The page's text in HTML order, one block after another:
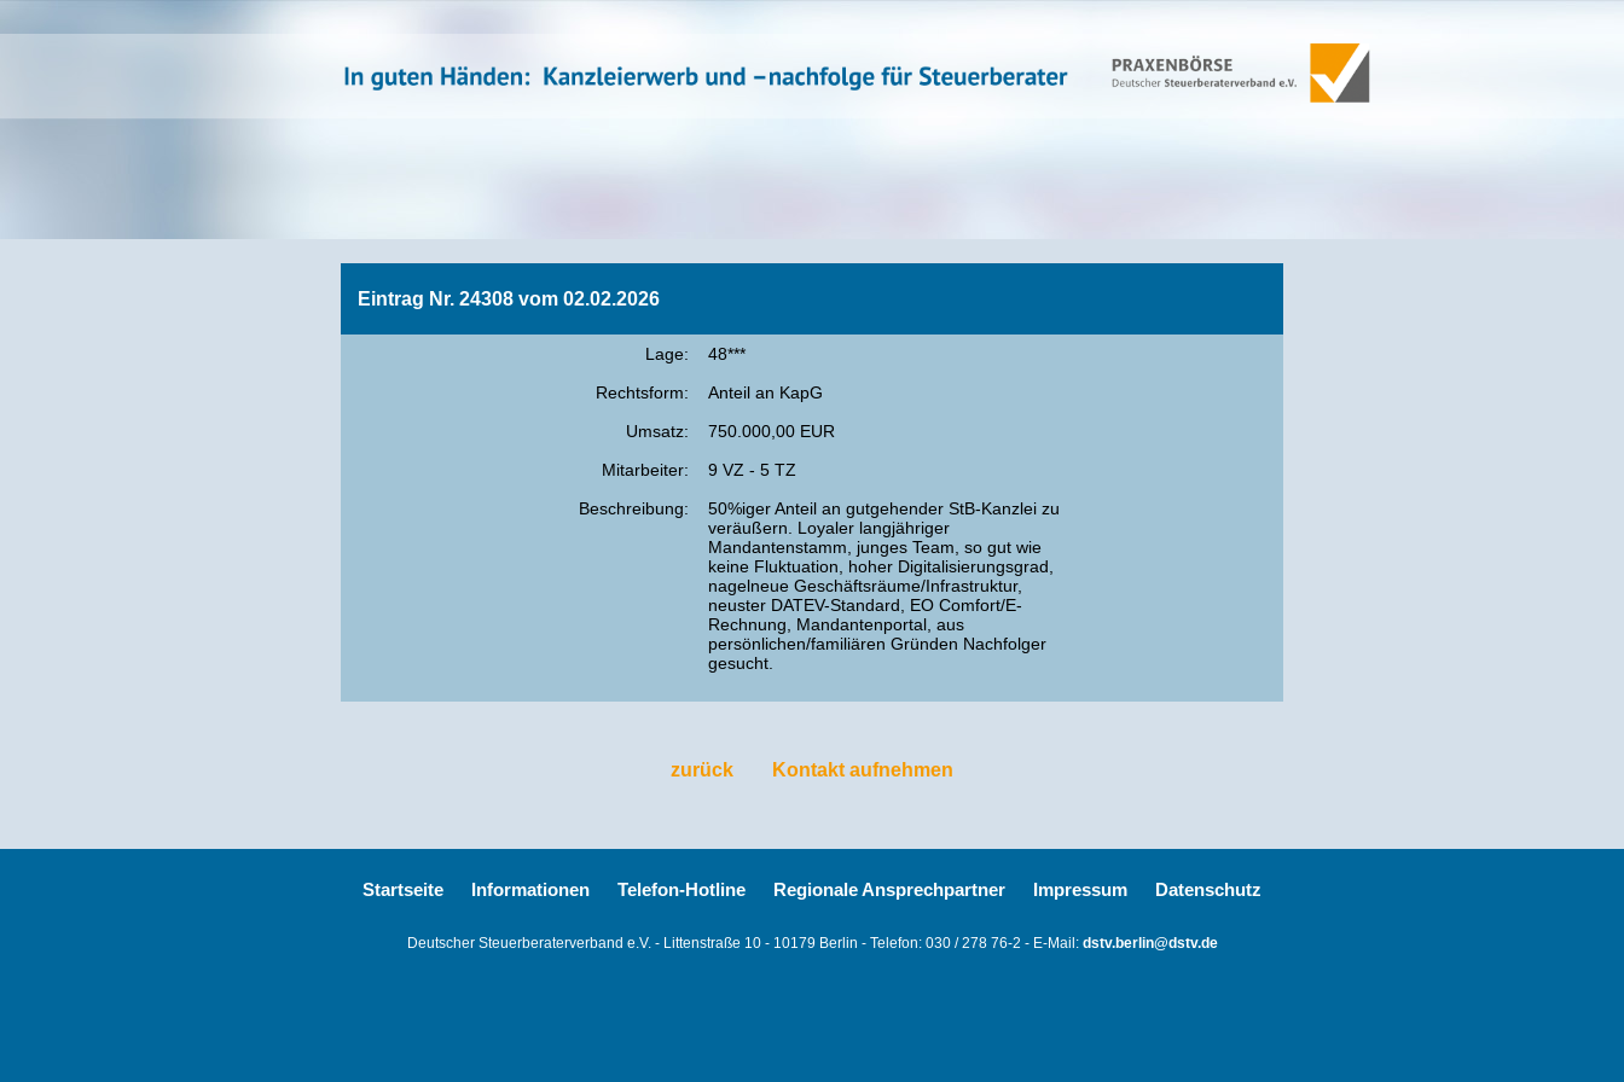
Eintrag Nr. 24308 vom 02.02.2026
Lage:
48***
Rechtsform:
Anteil an KapG
Umsatz:
750.000,00 EUR
Mitarbeiter:
9 VZ - 5 TZ
Beschreibung:
50%iger Anteil an gutgehender StB-Kanzlei zu
veräußern. Loyaler langjähriger
Mandantenstamm, junges Team, so gut wie
keine Fluktuation, hoher Digitalisierungsgrad,
nagelneue Geschäftsräume/Infrastruktur,
neuster DATEV-Standard, EO Comfort/E-
Rechnung, Mandantenportal, aus
persönlichen/familiären Gründen Nachfolger
gesucht.
zurück Kontakt aufnehmen
Startseite Informationen Telefon-Hotline Regionale Ansprechpartner Impressum Datenschutz
Deutscher Steuerberaterverband e.V. - Littenstraße 10 - 10179 Berlin - Telefon: 030 / 278 76-2 - E-Mail: dstv.berlin@dstv.de